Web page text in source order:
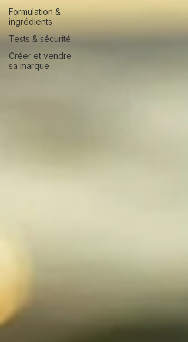
Formulation &
ingrédients
Tests & sécurité
Créer et vendre
sa marque